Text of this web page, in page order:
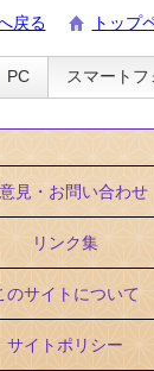
戻る トップ
PC スマートフ
見・お問い合わせ
リンク集
のサイトについて
サイトポリシー